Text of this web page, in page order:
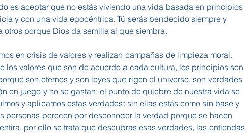
es aceptar que no estás viviendo una vida basada en principios
y con una vida egocéntrica. Tú serás bendecido siempre y
porque Dios da semilla al que siembra.
en crisis de valores y realizan campañas de limpieza moral.
los valores que son de acuerdo a cada cultura, los principios son
son eternos y son leyes que rigen el universo, son verdades
en juego y no se gastan; el punto de quiebre de nuestra vida se
y aplicamos estas verdades: sin ellas estás como sin base y
personas perecen por desconocer la verdad porque se hacen
por ello se trata que descubras esas verdades, las entiendas